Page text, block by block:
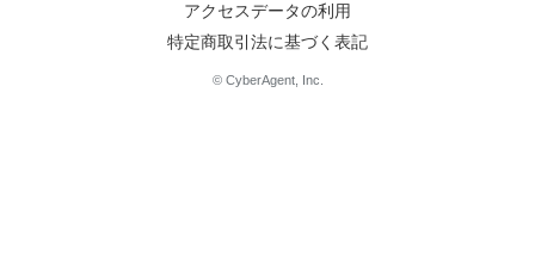
アクセスデータの利用
特定商取引法に基づく表記
© CyberAgent, Inc.